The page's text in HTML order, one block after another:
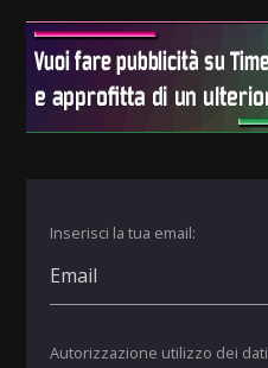
Inserisci la tua email:
Autorizzazione utilizzo dei dati